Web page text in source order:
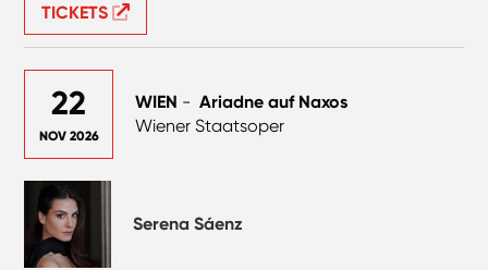
TICKETS
22
NOV 2026
WIEN -Ariadne auf Naxos
Wiener Staatsoper
Serena Sáenz